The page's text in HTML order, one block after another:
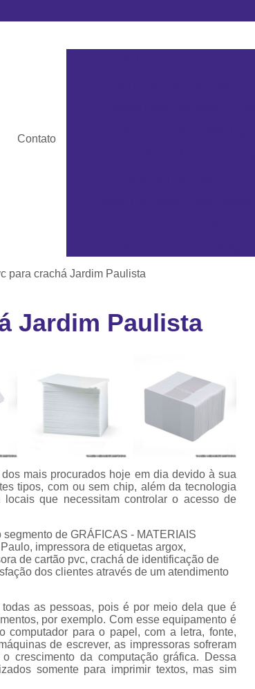
Contato
Cartão de Visita em Pvc
Cartão Fidelidade Pvc
Cordão de Crachá Poliéster
Cordão para Crachá em
Cordão para Crachá
Fábrica
Cordões para
Cordinha de
Cordinha
Cordinha para
Cordão Crachá
Cordão de Crachá Personalizado
Cordão para Crachá com
Cordão
para crachá Jardim Paulista
Jardim Paulista
mais procurados hoje em dia devido à sua
tipos, com ou sem chip, além da tecnologia
que necessitam controlar o acesso de
de GRÁFICAS - MATERIAIS
impressora de etiquetas argox,
de cartão pvc, crachá de identificação de
dos clientes através de um atendimento
as pessoas, pois é por meio dela que é
por exemplo. Com esse equipamento é
computador para o papel, com a letra, fonte,
de escrever, as impressoras sofreram
crescimento da computação gráfica. Dessa
somente para imprimir textos, mas sim